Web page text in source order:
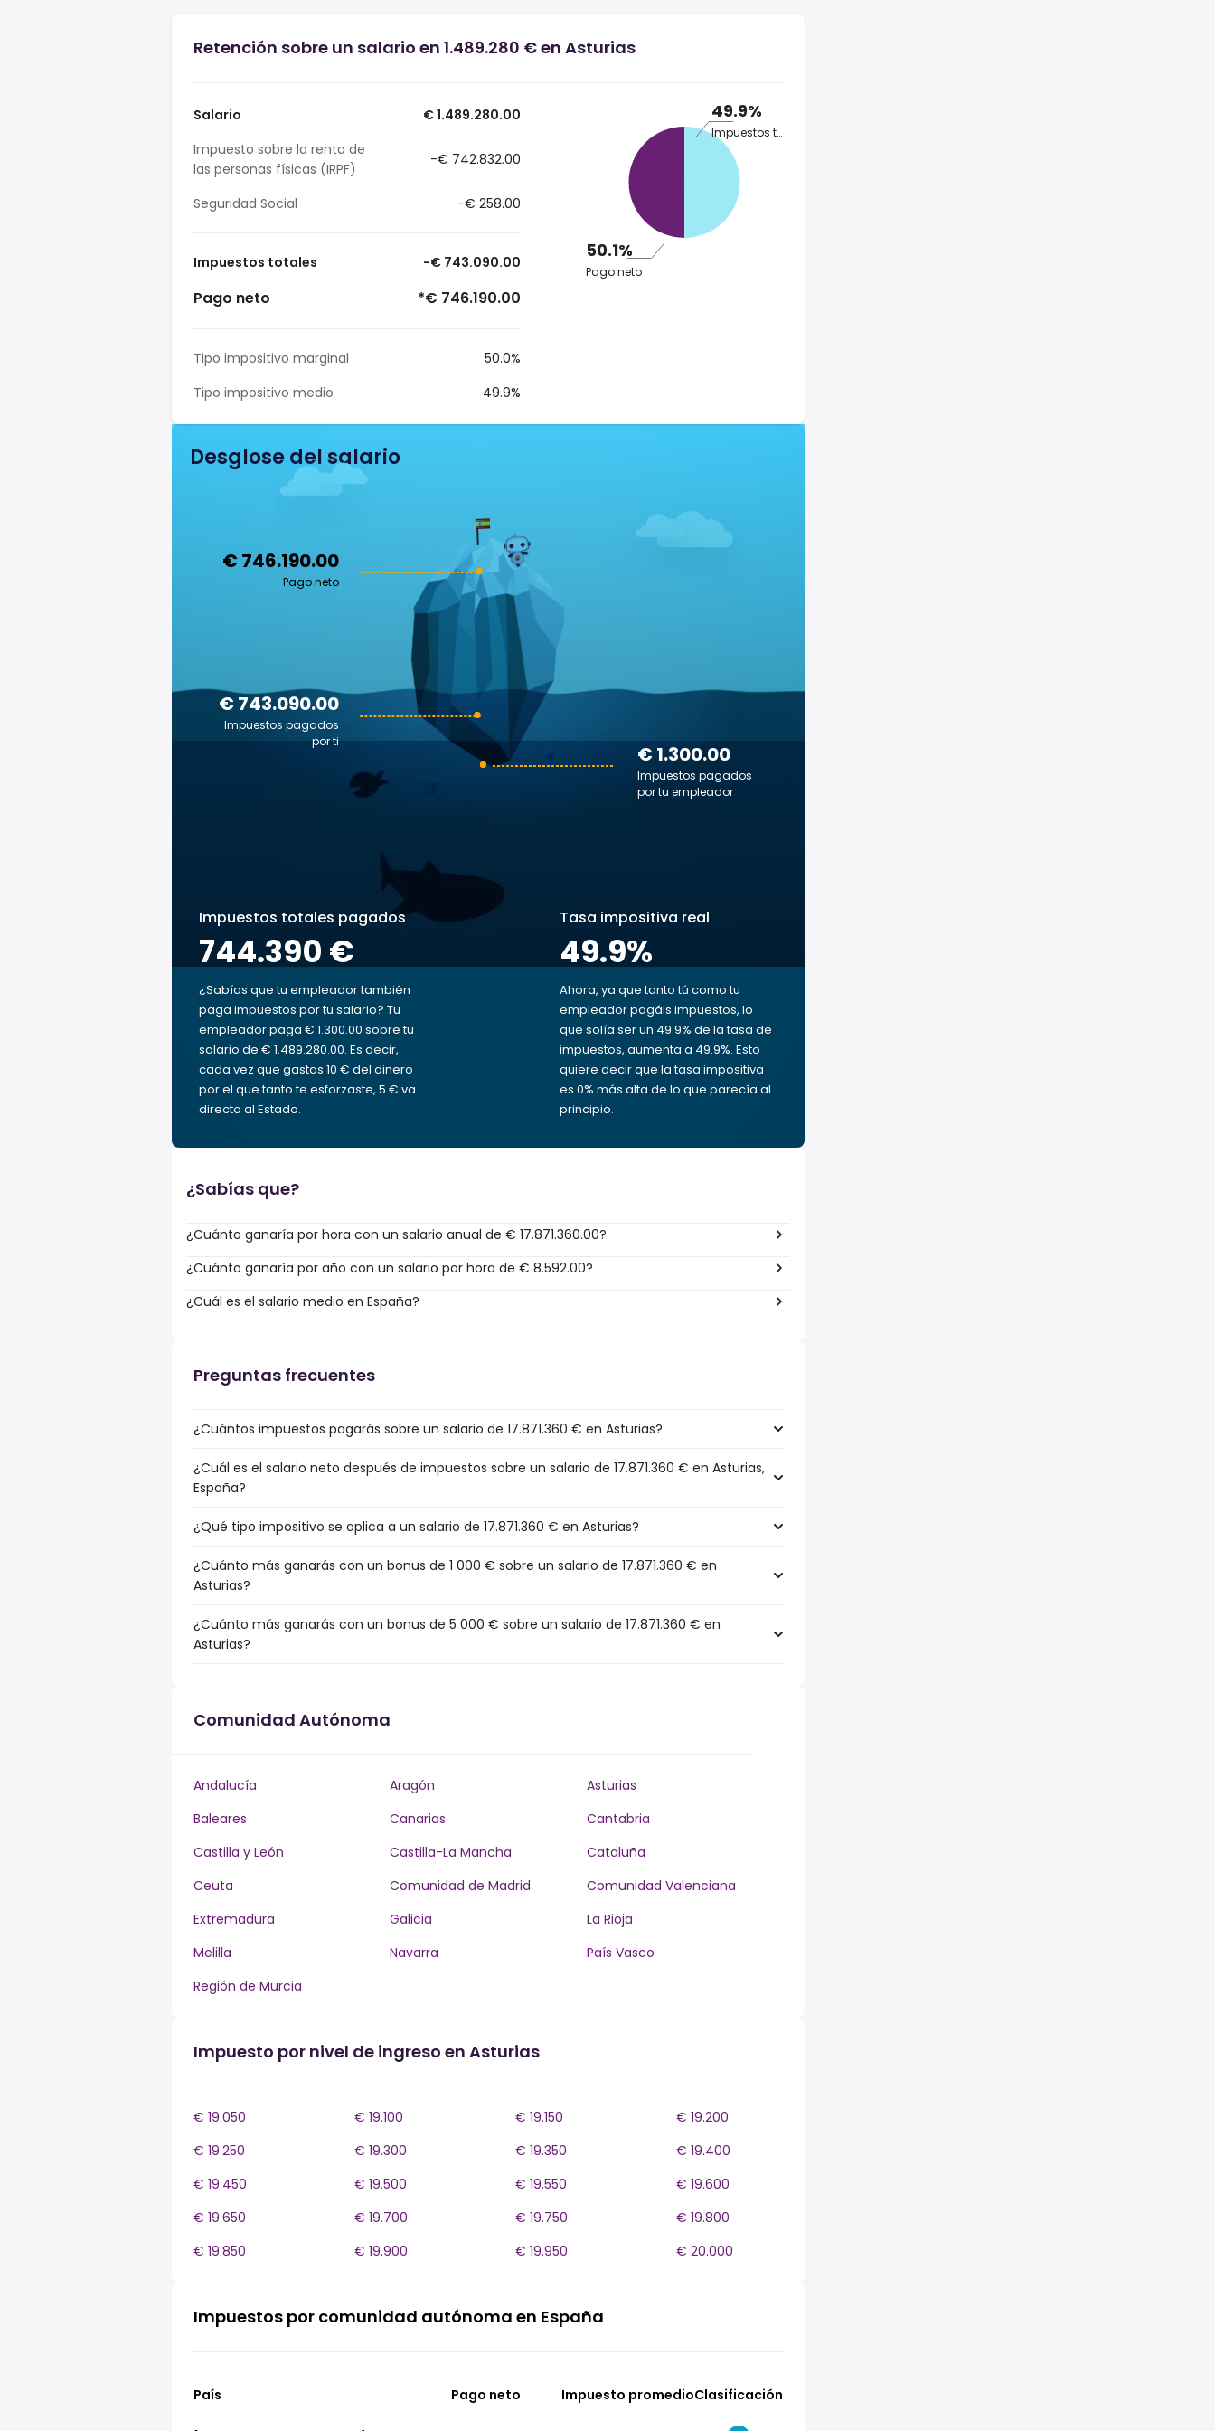
Retención sobre un salario en 1.489.280 € en Asturias
Salario
€ 1.489.280.00
Impuesto sobre la renta de
las personas físicas (IRPF)
-€ 742.832.00
Seguridad Social -€ 258.00
Impuestos totales -€ 743.090.00
Pago neto *€ 746.190.00
Tipo impositivo marginal
50.0%
Tipo impositivo medio
49.9%
49.9%
Impuestos totales
50.1%
Pago neto
Desglose del salario
€ 746.190.00
Pago neto
€ 1.300.00
Impuestos pagados
por tu empleador
€ 743.090.00
Impuestos pagados
por ti
Impuestos totales pagados
744.390 €
¿Sabías que tu empleador también
paga impuestos por tu salario? Tu
empleador paga € 1.300.00 sobre tu
salario de € 1.489.280.00. Es decir,
cada vez que gastas 10 € del dinero
por el que tanto te esforzaste, 5 € va
directo al Estado.
Tasa impositiva real
49.9%
Ahora, ya que tanto tú como tu
empleador pagáis impuestos, lo
que solía ser un 49.9% de la tasa de
impuestos, aumenta a 49.9%. Esto
quiere decir que la tasa impositiva
es 0% más alta de lo que parecía al
principio.
¿Sabías que?
¿Cuánto ganaría por hora con un salario anual de € 17.871.360.00?
¿Cuánto ganaría por año con un salario por hora de € 8.592.00?
¿Cuál es el salario medio en España?
Preguntas frecuentes
¿Cuántos impuestos pagarás sobre un salario de 17.871.360 € en Asturias?
¿Cuál es el salario neto después de impuestos sobre un salario de 17.871.360 € en Asturias,
España?
¿Qué tipo impositivo se aplica a un salario de 17.871.360 € en Asturias?
¿Cuánto más ganarás con un bonus de 1 000 € sobre un salario de 17.871.360 € en
Asturias?
¿Cuánto más ganarás con un bonus de 5 000 € sobre un salario de 17.871.360 € en
Asturias?
Comunidad Autónoma
Andalucía Aragón
Asturias
Baleares
Canarias
Cantabria
Castilla y León
Castilla-La Mancha
Cataluña
Ceuta
Comunidad de Madrid
Comunidad Valenciana
Extremadura
Galicia
La Rioja
Melilla
Navarra
País Vasco
Región de Murcia
Impuesto por nivel de ingreso en Asturias
€ 19.050 € 19.100 € 19.150
€ 19.200
€ 19.250
€ 19.300 € 19.350
€ 19.400
€ 19.450
€ 19.500 € 19.550
€ 19.600
€ 19.650
€ 19.700 € 19.750
€ 19.800
€ 19.850
€ 19.900 € 19.950 € 20.000
Impuestos por comunidad autónoma en España
País Pago neto Impuesto promedioClasificación